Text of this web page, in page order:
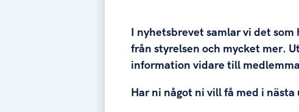
I nyhetsbrevet samlar vi det
från styrelsen och mycket mer.
information vidare till
Har ni något ni vill få med i